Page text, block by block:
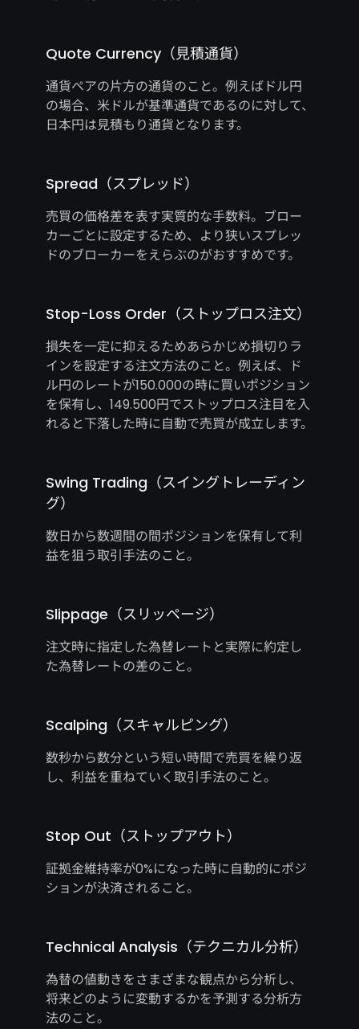
Quote Currency（見積通貨）
通貨ペアの片方の通貨のこと。例えばドル円
の場合、米ドルが基準通貨であるのに対して、
日本円は見積もり通貨となります。
Spread（スプレッド）
売買の価格差を表す実質的な手数料。ブロー
カーごとに設定するため、より狭いスプレッ
ドのブローカーをえらぶのがおすすめです。
Stop-Loss Order（ストップロス注文）
損失を一定に抑えるためあらかじめ損切りラ
インを設定する注文方法のこと。例えば、ド
ル円のレートが150.000の時に買いポジション
を保有し、149.500円でストップロス注目を入
れると下落した時に自動で売買が成立します。
Swing Trading（スイングトレーディン
グ）
数日から数週間の間ポジションを保有して利
益を狙う取引手法のこと。
Slippage（スリッページ）
注文時に指定した為替レートと実際に約定し
た為替レートの差のこと。
Scalping（スキャルピング）
数秒から数分という短い時間で売買を繰り返
し、利益を重ねていく取引手法のこと。
Stop Out（ストップアウト）
証拠金維持率が0%になった時に自動的にポジ
ションが決済されること。
Technical Analysis（テクニカル分析）
為替の値動きをさまざまな観点から分析し、
将来どのように変動するかを予測する分析方
法のこと。